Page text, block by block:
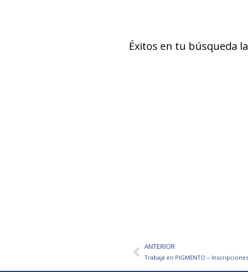
Éxitos en tu búsqueda
AntANTERIOR
Trabajá en PIGMENTO –